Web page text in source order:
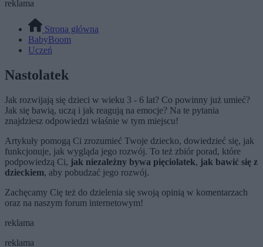
reklama
Strona główna
BabyBoom
Uczeń
Nastolatek
Jak rozwijają się dzieci w wieku 3 - 6 lat? Co powinny już umieć?
Jak się bawią, uczą i jak reagują na emocje? Na te pytania
znajdziesz odpowiedzi właśnie w tym miejscu!
Artykuły pomogą Ci zrozumieć Twoje dziecko, dowiedzieć się, jak
funkcjonuje, jak wygląda jego rozwój. To też zbiór porad, które
podpowiedzą Ci, jak niezależny bywa pięciolatek, jak bawić się z
dzieckiem, aby pobudzać jego rozwój.
Zachęcamy Cię też do dzielenia się swoją opinią w komentarzach
oraz na naszym forum internetowym!
reklama
reklama